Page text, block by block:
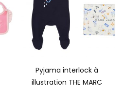
Pyjama interlock à
illustration THE MARC